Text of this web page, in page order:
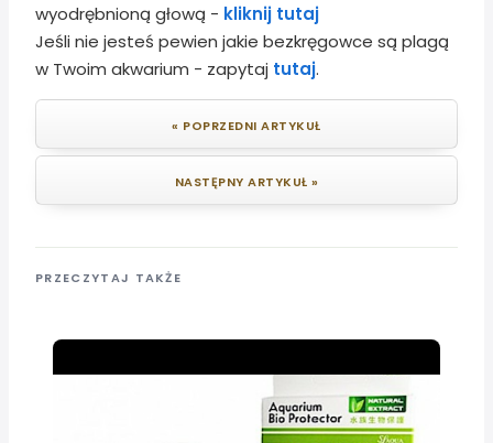
wyodrębnioną głową - kliknij tutaj
Jeśli nie jesteś pewien jakie bezkręgowce są plagą
w Twoim akwarium - zapytaj tutaj.
« POPRZEDNI ARTYKUŁ
NASTĘPNY ARTYKUŁ »
PRZECZYTAJ TAKŻE